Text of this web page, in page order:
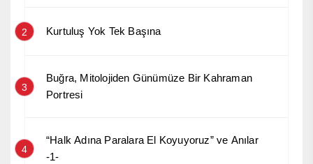
2 Kurtuluş Yok Tek Başına
3
Buğra, Mitolojiden Günümüze Bir Kahraman
Portresi
4
“Halk Adına Paralara El Koyuyoruz” ve Anılar
-1-